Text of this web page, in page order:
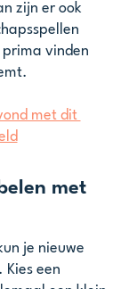
zijn er ook
vinden
met dit
met
je nieuwe
Kies een